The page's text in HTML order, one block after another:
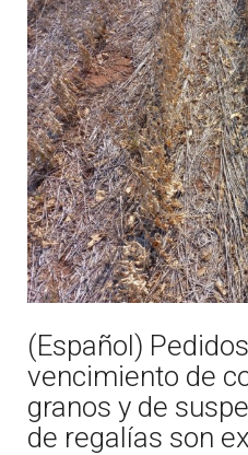
(Español)
vencimiento de
granos y de
de regalías son